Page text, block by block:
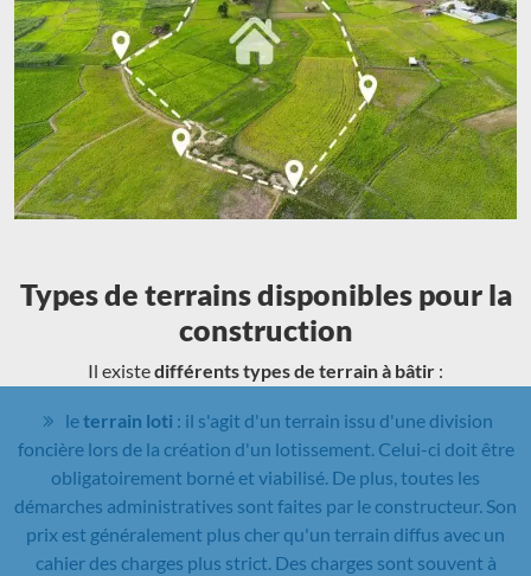
Types de terrains disponibles pour la
construction
Il existedifférents types de terrain à bâtir :
leterrain loti : il s'agit d'un terrain issu d'une division
foncière lors de la création d'un lotissement. Celui-ci doit être
obligatoirement borné et viabilisé. De plus, toutes les
démarches administratives sont faites par le constructeur. Son
prix est généralement plus cher qu'un terrain diffus avec un
cahier des charges plus strict. Des charges sont souvent à